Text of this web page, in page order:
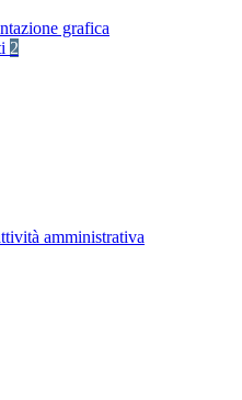
grafica
2
amministrativa